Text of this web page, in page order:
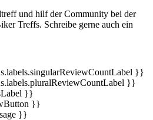
und hilf der Community bei der
Treffs. Schreibe gerne auch ein
}}
}}
}}
}}
}}